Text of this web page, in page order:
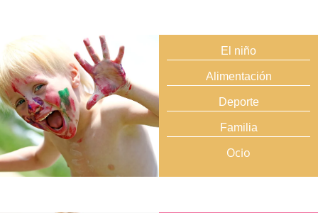
El niño
Alimentación
Deporte
Familia
Ocio